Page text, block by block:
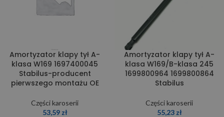
Amortyzator klapy tył A-
klasa W169 1697400045
Stabilus-producent
pierwszego montażu OE
Części karoserii
53,59 zł
Amortyzator klapy tył A-
klasa W169/B-klasa 245
1699800964 1699800864
Stabilus
Części karoserii
55,23 zł